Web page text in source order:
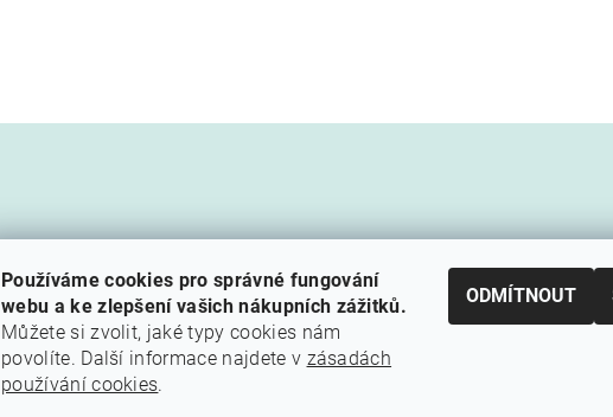
Používáme cookies pro správné fungování
webu a ke zlepšení vašich nákupních zážitků.
Můžete si zvolit, jaké typy cookies nám
povolíte. Další informace najdete v zásadách
používání cookies.
ODMÍTNOUT